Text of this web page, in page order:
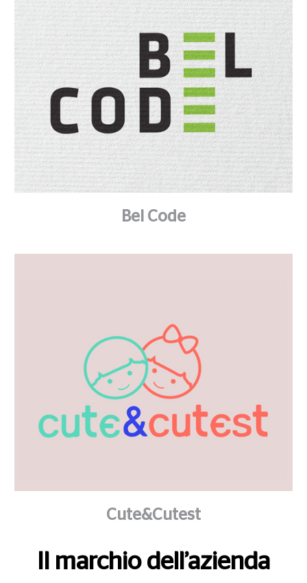
Bel Code
Cute&Cutest
Il marchio dell’azienda